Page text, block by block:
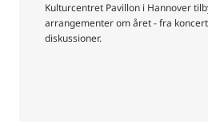
Kulturcentret Pavillon i Hannover
arrangementer om året - fra
diskussioner.